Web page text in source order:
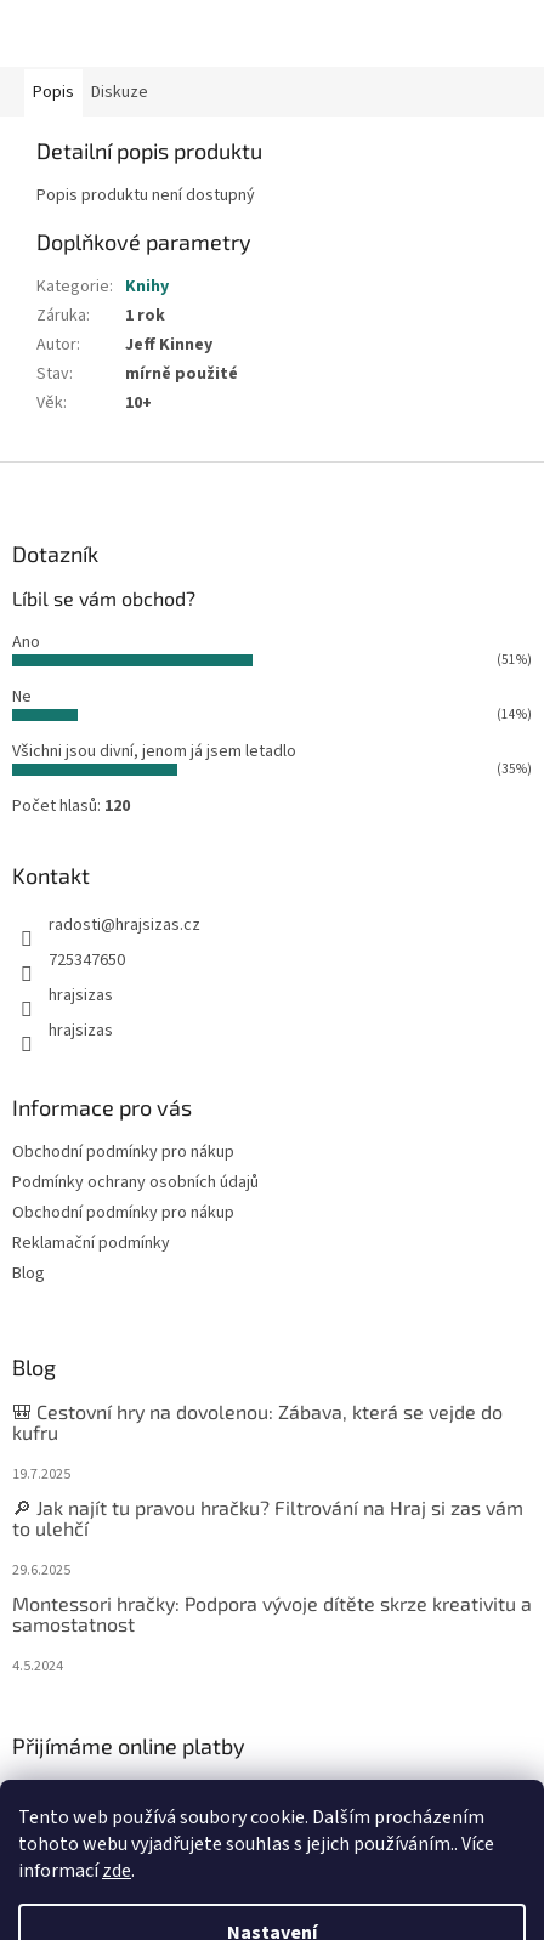
Tento web používá soubory cookie. Dalším procházením
tohoto webu vyjadřujete souhlas s jejich používáním.. Více
informacízde.
Nastavení
Popis Diskuze
Detailní popis produktu
Popis produktu není dostupný
Doplňkové parametry
Kategorie: Knihy
Záruka:
1 rok
Autor:
Jeff Kinney
Stav:
mírně použité
Věk: 10+
Dotazník
Líbil se vám obchod?
Ano
(51%)
Ne
(14%)
Všichni jsou divní, jenom já jsem letadlo
(35%)
Počet hlasů: 120
Kontakt
radosti@hrajsizas.cz
725347650
hrajsizas
hrajsizas
Informace pro vás
Obchodní podmínky pro nákup
Podmínky ochrany osobních údajů
Obchodní podmínky pro nákup
Reklamační podmínky
Blog
Blog
🎒 Cestovní hry na dovolenou: Zábava, která se vejde do
kufru
19.7.2025
🔎 Jak najít tu pravou hračku? Filtrování na Hraj si zas vám
to ulehčí
29.6.2025
Montessori hračky: Podpora vývoje dítěte skrze kreativitu a
samostatnost
4.5.2024
Přijímáme online platby